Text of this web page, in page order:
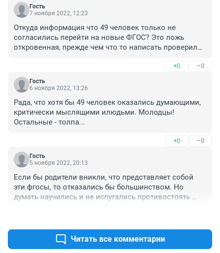
Гость
7 ноября 2022, 12:23
Откуда информация что 49 человек только не
согласились перейти на новые ФГОС? Это ложь
откровенная, прежде чем что то написать проверили
+0 –0
Гость
6 ноября 2022, 13:26
Рада, что хотя бы 49 человек оказались думающими,
критически мыслящими илюдьми. Молодцы!
Остальные - толпа...
+0 –0
Гость
5 ноября 2022, 20:13
Если бы родители вникли, что представляет собой
эти фгосы, то отказались бы большинством. Но
думать научились и не испугались противостоять
далеко от России. Так же им неведомо видимо, что
традиционное образование у детей забирают, просто
Читать все комментарии